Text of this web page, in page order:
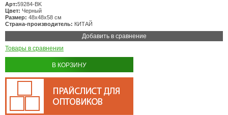
Арт:59284-BK
Цвет: Черный
Размер: 48х48х58 см
Страна-производитель: КИТАЙ
Добавить в сравнение
Товары в сравнении
В КОРЗИНУ